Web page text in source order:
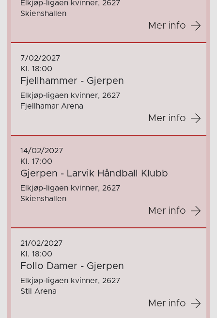
Elkjøp-ligaen kvinner, 2627
Skienshallen
Mer info
7/02/2027
Kl. 18:00
Fjellhammer - Gjerpen
Elkjøp-ligaen kvinner, 2627
Fjellhamar Arena
Mer info
14/02/2027
Kl. 17:00
Gjerpen - Larvik Håndball Klubb
Elkjøp-ligaen kvinner, 2627
Skienshallen
Mer info
21/02/2027
Kl. 18:00
Follo Damer - Gjerpen
Elkjøp-ligaen kvinner, 2627
Stil Arena
Mer info